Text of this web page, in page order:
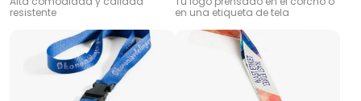
resistente
en una etiqueta de tela